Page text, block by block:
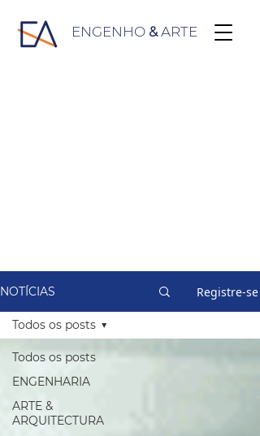
ENGENHO &ARTE
NOTÍCIAS Registre-se
Todos os posts
ENGENHARIA
ARTE &
ARQUITECTURA
Todos os posts